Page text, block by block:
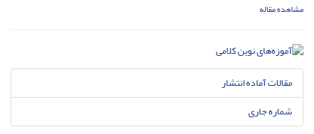
مشاهده مقاله
مقالات آماده انتشار
شماره جاری